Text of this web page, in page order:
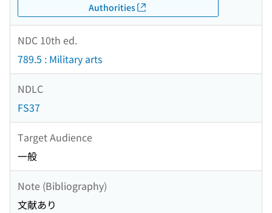
Authorities
NDC 10th ed.
789.5 : Military arts
NDLC
FS37
Target Audience
一般
Note (Bibliography)
文献あり